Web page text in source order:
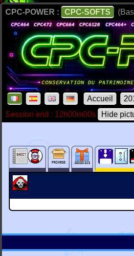
CPC-POWER : CPC-SOFTS
Accueil
Session end : 12h00m00s
Hide